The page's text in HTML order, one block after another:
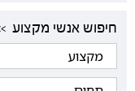
<< חיפוש אנשי מקצוע